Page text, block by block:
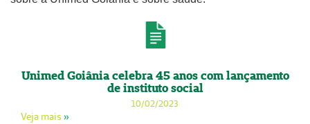
Unimed Goiânia celebra 45 anos com lançamento
de instituto social
10/02/2023
Veja mais »